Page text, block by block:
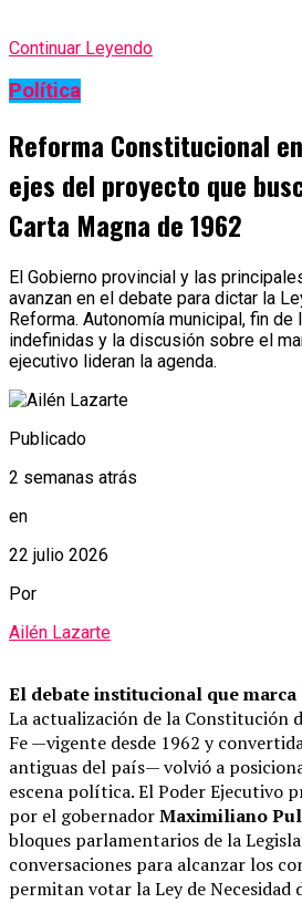
Continuar Leyendo
Política
Reforma Constitucional
ejes del proyecto que
Carta Magna de 1962
El Gobierno provincial y las
avanzan en el debate para dictar la
Reforma. Autonomía municipal, fin
indefinidas y la discusión sobre el
ejecutivo lideran la agenda.
Publicado
2 semanas atrás
en
22 julio 2026
Por
Ailén Lazarte
El debate institucional que
La actualización de la Constitución
Fe —vigente desde 1962 y
antiguas del país— volvió a
escena política. El Poder Ejecutivo
por el gobernadorMaximiliano
bloques parlamentarios de la
conversaciones para alcanzar los
permitan votar la Ley de Necesidad